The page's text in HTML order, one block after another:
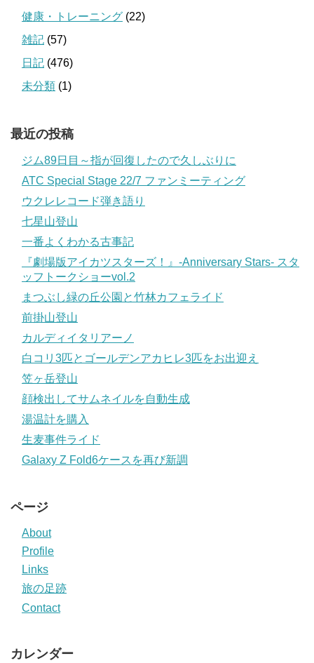
健康・トレーニング (22)
雑記 (57)
日記 (476)
未分類 (1)
最近の投稿
ジム89日目～指が回復したので久しぶりに
ATC Special Stage 22/7 ファンミーティング
ウクレレコード弾き語り
七星山登山
一番よくわかる古事記
『劇場版アイカツスターズ！』-Anniversary Stars- スタ
ッフトークショーvol.2
まつぶし緑の丘公園と竹林カフェライド
前掛山登山
カルディイタリアーノ
白コリ3匹とゴールデンアカヒレ3匹をお出迎え
笠ヶ岳登山
顔検出してサムネイルを自動生成
湯温計を購入
生麦事件ライド
Galaxy Z Fold6ケースを再び新調
ページ
About
Profile
Links
旅の足跡
Contact
カレンダー